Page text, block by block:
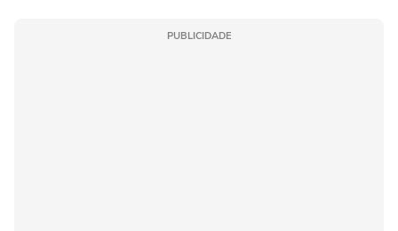
PUBLICIDADE